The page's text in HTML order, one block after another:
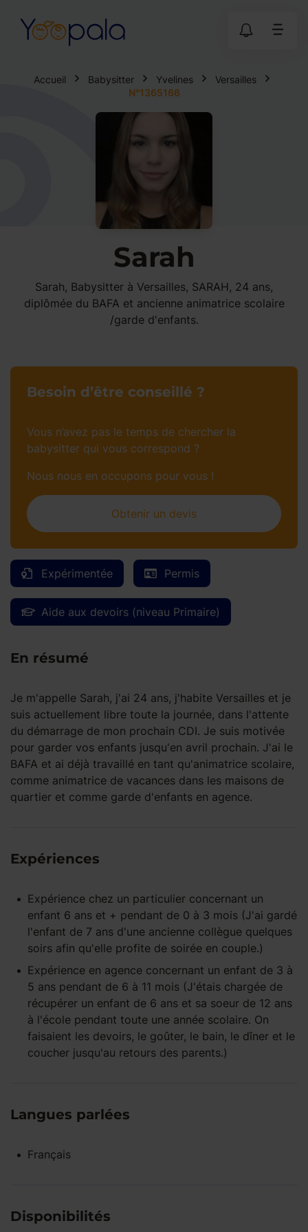
Accueil Babysitter Yvelines
Versailles
N°1365166
Sarah
Sarah, Babysitter à Versailles, SARAH, 24 ans,
diplômée du BAFA et ancienne animatrice scolaire
/garde d'enfants.
Expérimentée Permis
Aide aux devoirs (niveau Primaire)
En résumé
Je m'appelle Sarah, j'ai 24 ans, j'habite Versailles et je
suis actuellement libre toute la journée, dans l'attente
du démarrage de mon prochain CDI. Je suis motivée
pour garder vos enfants jusqu'en avril prochain. J'ai le
BAFA et ai déjà travaillé en tant qu'animatrice scolaire,
comme animatrice de vacances dans les maisons de
quartier et comme garde d'enfants en agence.
Expériences
Expérience chez un particulier concernant un
enfant 6 ans et + pendant de 0 à 3 mois (J'ai gardé
l'enfant de 7 ans d'une ancienne collègue quelques
soirs afin qu'elle profite de soirée en couple.)
Expérience en agence concernant un enfant de 3 à
5 ans pendant de 6 à 11 mois (J'étais chargée de
récupérer un enfant de 6 ans et sa soeur de 12 ans
à l'école pendant toute une année scolaire. On
faisaient les devoirs, le goûter, le bain, le dîner et le
coucher jusqu'au retours des parents.)
Langues parlées
Français
Disponibilités
Besoin d’être conseillé ?
Vous n’avez pas le temps de chercher la
babysitter qui vous correspond ?
Nous nous en occupons pour vous !
Obtenir un devis